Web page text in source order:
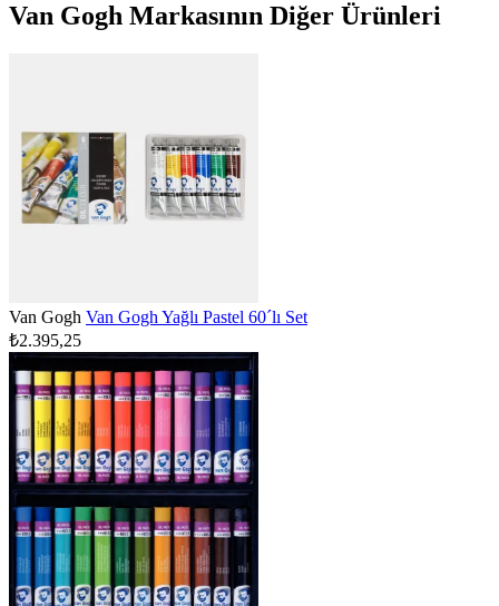
Van Gogh Markasının Diğer Ürünleri
Van Gogh Van Gogh Yağlı Pastel 60´lı Set
₺2.395,25